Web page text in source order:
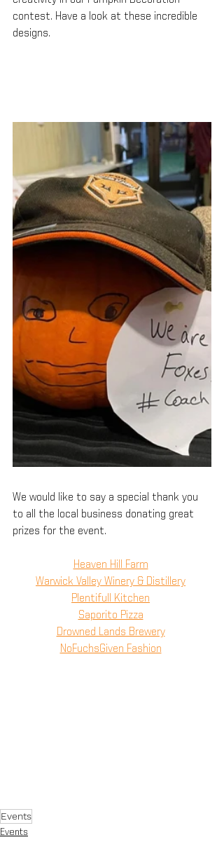
contest. Have a look at these incredible
designs.
We would like to say a special thank you
to all the local business donating great
prizes for the event.
Heaven Hill Farm
Warwick Valley Winery & Distillery
Plentifull Kitchen
Saporito Pizza
Drowned Lands Brewery
NoFuchsGiven Fashion
Events
Events